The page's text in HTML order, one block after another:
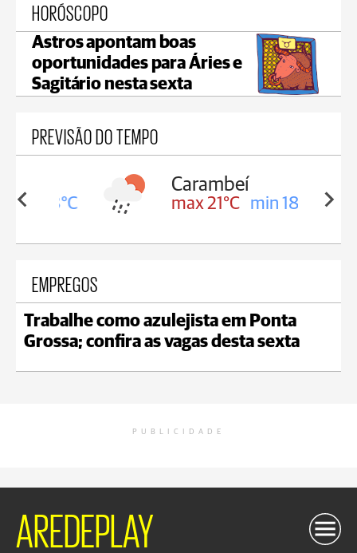
HORÓSCOPO
Astros apontam boas
oportunidades para Áries e
Sagitário nesta sexta
PREVISÃO DO TEMPO
18°C
Carambeí
max 21°C min 18°C
EMPREGOS
Trabalhe como azulejista em Ponta
Grossa; confira as vagas desta sexta
PUBLICIDADE
AREDEPLAY